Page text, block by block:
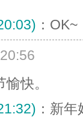
：OK~
快。
：新